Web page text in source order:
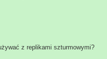
z replikami szturmowymi?